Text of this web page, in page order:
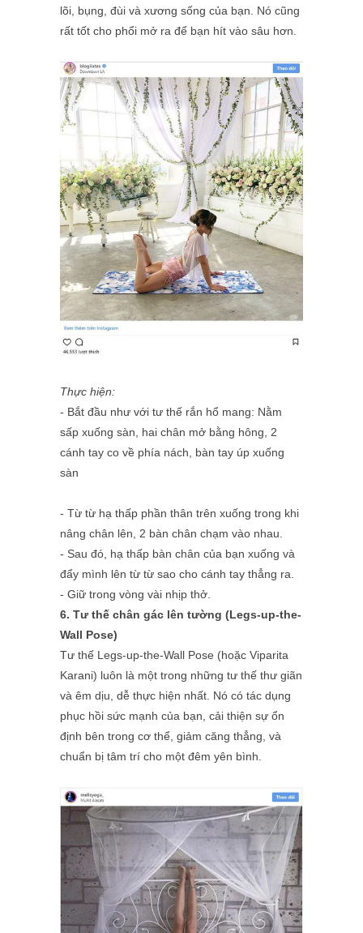
lõi, bụng, đùi và xương sống của bạn. Nó cũng
rất tốt cho phổi mở ra để bạn hít vào sâu hơn.
Thực hiện:
- Bắt đầu như với tư thế rắn hổ mang: Nằm
sấp xuống sàn, hai chân mở bằng hông, 2
cánh tay co về phía nách, bàn tay úp xuống
sàn
- Từ từ hạ thấp phần thân trên xuống trong khi
nâng chân lên, 2 bàn chân chạm vào nhau.
- Sau đó, hạ thấp bàn chân của bạn xuống và
đẩy mình lên từ từ sao cho cánh tay thẳng ra.
- Giữ trong vòng vài nhịp thở.
6. Tư thế chân gác lên tường (Legs-up-the-
Wall Pose)
Tư thế Legs-up-the-Wall Pose (hoặc Viparita
Karani) luôn là một trong những tư thế thư giãn
và êm dịu, dễ thực hiện nhất. Nó có tác dụng
phục hồi sức mạnh của bạn, cải thiện sự ổn
định bên trong cơ thể, giảm căng thẳng, và
chuẩn bị tâm trí cho một đêm yên bình.